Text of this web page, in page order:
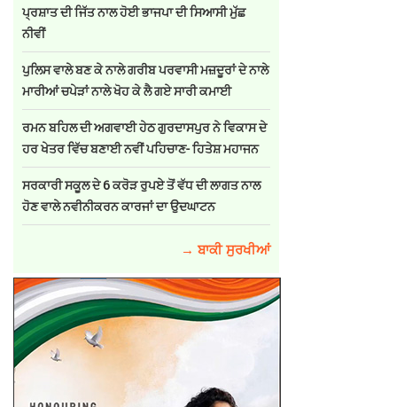
ਪ੍ਰਸ਼ਾਤ ਦੀ ਜਿੱਤ ਨਾਲ ਹੋਈ ਭਾਜਪਾ ਦੀ ਸਿਆਸੀ ਮੁੱਛ
ਨੀਵੀਂ
ਪੁਲਿਸ ਵਾਲੇ ਬਣ ਕੇ ਨਾਲੇ ਗਰੀਬ ਪਰਵਾਸੀ ਮਜ਼ਦੂਰਾਂ ਦੇ ਨਾਲੇ
ਮਾਰੀਆਂ ਚਪੇੜਾਂ ਨਾਲੇ ਖੋਹ ਕੇ ਲੈ ਗਏ ਸਾਰੀ ਕਮਾਈ
ਰਮਨ ਬਹਿਲ ਦੀ ਅਗਵਾਈ ਹੇਠ ਗੁਰਦਾਸਪੁਰ ਨੇ ਵਿਕਾਸ ਦੇ
ਹਰ ਖੇਤਰ ਵਿੱਚ ਬਣਾਈ ਨਵੀਂ ਪਹਿਚਾਣ- ਹਿਤੇਸ਼ ਮਹਾਜਨ
ਸਰਕਾਰੀ ਸਕੂਲ ਦੇ 6 ਕਰੋੜ ਰੁਪਏ ਤੋਂ ਵੱਧ ਦੀ ਲਾਗਤ ਨਾਲ
ਹੋਣ ਵਾਲੇ ਨਵੀਨੀਕਰਨ ਕਾਰਜਾਂ ਦਾ ਉਦਘਾਟਨ
→ ਬਾਕੀ ਸੁਰਖੀਆਂ